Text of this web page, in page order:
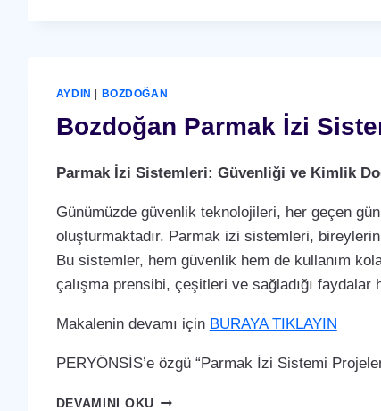
SISTEMI
AYDIN BOZDOĞAN
Bozdoğan Parmak İzi
Parmak İzi Sistemleri: Güvenliği ve Kimlik
Günümüzde güvenlik teknolojileri, her geçen
oluşturmaktadır. Parmak izi sistemleri,
Bu sistemler, hem güvenlik hem de kullanım
çalışma prensibi, çeşitleri ve sağladığı faydalar
Makalenin devamı için BURAYA TIKLAYIN
PERYÖNSİS’e özgü “Parmak İzi Sistemi
DEVAMINI OKUBOZDOĞAN